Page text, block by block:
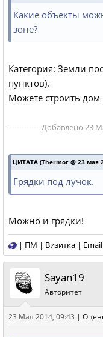
Какие объекты
зоне?
Категория: Земли
пунктов).
Можете строить
------------- Добавлено 23
ЦИТАТА (Thermor @ 23 мая
Грядки под лучок.
Можно и грядки!
| ПМ | Визитка | Email
Sayan19
Авторитет
23 Мая 2014, 09:43 |